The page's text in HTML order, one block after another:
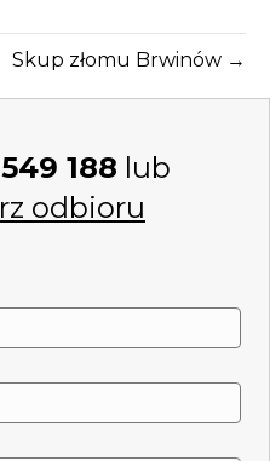
Skup złomu Brwinów →
188 lub
odbioru